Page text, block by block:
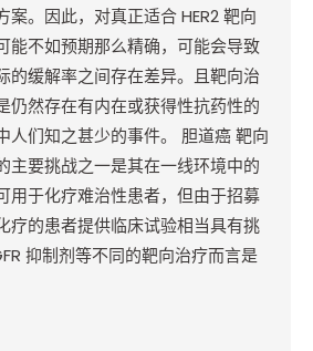
案。因此，对真正适合HER2靶向
能不如预期那么精确，可能会导致
的缓解率之间存在差异。且靶向治
仍然存在有内在或获得性抗药性的
们知之甚少的事件。
胆道癌靶向
主要挑战之一是其在一线环境中的
用于化疗难治性患者，但由于招募
疗的患者提供临床试验相当具有挑
抑制剂等不同的靶向治疗而言是